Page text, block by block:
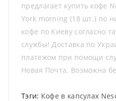
предлагает купить кофе
York morning (18 шт.) по
кофе по Киеву согласно
службы! Доставка по
платежом при помощи
Новая Почта. Возможна
Тэги: Кофе в капсулах